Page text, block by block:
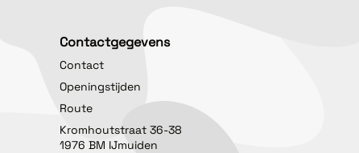
Contactgegevens
Contact
Openingstijden
Route
Kromhoutstraat 36-38
1976 BM IJmuiden